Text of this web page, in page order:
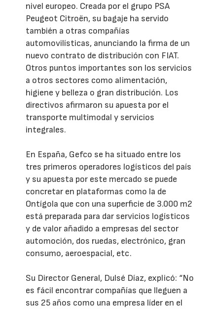
nivel europeo. Creada por el grupo PSA
Peugeot Citroën, su bagaje ha servido
también a otras compañías
automovilísticas, anunciando la firma de un
nuevo contrato de distribución con FIAT.
Otros puntos importantes son los servicios
a otros sectores como alimentación,
higiene y belleza o gran distribución. Los
directivos afirmaron su apuesta por el
transporte multimodal y servicios
integrales.
En España, Gefco se ha situado entre los
tres primeros operadores logísticos del país
y su apuesta por este mercado se puede
concretar en plataformas como la de
Ontígola que con una superficie de 3.000 m2
está preparada para dar servicios logísticos
y de valor añadido a empresas del sector
automoción, dos ruedas, electrónico, gran
consumo, aeroespacial, etc.
Su Director General, Dulsé Díaz, explicó: “No
es fácil encontrar compañías que lleguen a
sus 25 años como una empresa líder en el